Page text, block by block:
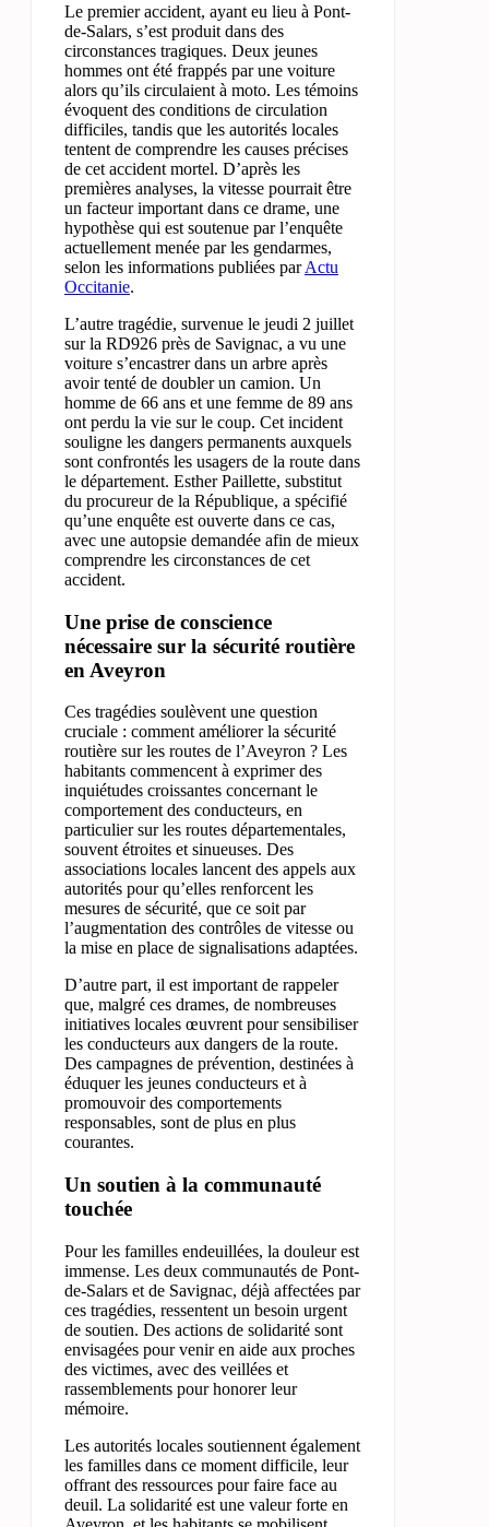
Le premier accident, ayant eu lieu à Pont-
de-Salars, s’est produit dans des
circonstances tragiques. Deux jeunes
hommes ont été frappés par une voiture
alors qu’ils circulaient à moto. Les témoins
évoquent des conditions de circulation
difficiles, tandis que les autorités locales
tentent de comprendre les causes précises
de cet accident mortel. D’après les
premières analyses, la vitesse pourrait être
un facteur important dans ce drame, une
hypothèse qui est soutenue par l’enquête
actuellement menée par les gendarmes,
selon les informations publiées parActu
Occitanie.
L’autre tragédie, survenue le jeudi 2 juillet
sur la RD926 près de Savignac, a vu une
voiture s’encastrer dans un arbre après
avoir tenté de doubler un camion. Un
homme de 66 ans et une femme de 89 ans
ont perdu la vie sur le coup. Cet incident
souligne les dangers permanents auxquels
sont confrontés les usagers de la route dans
le département. Esther Paillette, substitut
du procureur de la République, a spécifié
qu’une enquête est ouverte dans ce cas,
avec une autopsie demandée afin de mieux
comprendre les circonstances de cet
accident.
Une prise de conscience
nécessaire sur la sécurité routière
en Aveyron
Ces tragédies soulèvent une question
cruciale : comment améliorer la sécurité
routière sur les routes de l’Aveyron ? Les
habitants commencent à exprimer des
inquiétudes croissantes concernant le
comportement des conducteurs, en
particulier sur les routes départementales,
souvent étroites et sinueuses. Des
associations locales lancent des appels aux
autorités pour qu’elles renforcent les
mesures de sécurité, que ce soit par
l’augmentation des contrôles de vitesse ou
la mise en place de signalisations adaptées.
D’autre part, il est important de rappeler
que, malgré ces drames, de nombreuses
initiatives locales œuvrent pour sensibiliser
les conducteurs aux dangers de la route.
Des campagnes de prévention, destinées à
éduquer les jeunes conducteurs et à
promouvoir des comportements
responsables, sont de plus en plus
courantes.
Un soutien à la communauté
touchée
Pour les familles endeuillées, la douleur est
immense. Les deux communautés de Pont-
de-Salars et de Savignac, déjà affectées par
ces tragédies, ressentent un besoin urgent
de soutien. Des actions de solidarité sont
envisagées pour venir en aide aux proches
des victimes, avec des veillées et
rassemblements pour honorer leur
mémoire.
Les autorités locales soutiennent également
les familles dans ce moment difficile, leur
offrant des ressources pour faire face au
deuil. La solidarité est une valeur forte en